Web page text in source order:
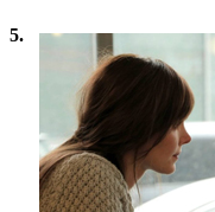
5.